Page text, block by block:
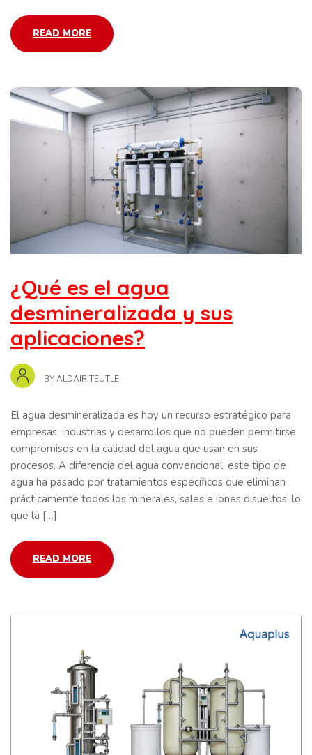
READ MORE
¿Qué es el agua
desmineralizada y sus
aplicaciones?
BYALDAIR TEUTLE
El agua desmineralizada es hoy un recurso estratégico para
empresas, industrias y desarrollos que no pueden permitirse
compromisos en la calidad del agua que usan en sus
procesos. A diferencia del agua convencional, este tipo de
agua ha pasado por tratamientos específicos que eliminan
prácticamente todos los minerales, sales e iones disueltos, lo
que la […]
READ MORE